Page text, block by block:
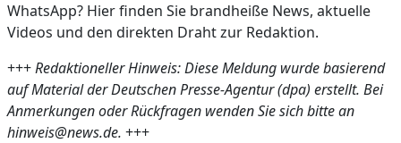
WhatsApp? Hier finden Sie brandheiße News, aktuelle
Videos und den direkten Draht zur Redaktion.
+++Redaktioneller Hinweis: Diese Meldung wurde basierend
auf Material der Deutschen Presse-Agentur (dpa) erstellt. Bei
Anmerkungen oder Rückfragen wenden Sie sich bitte an
hinweis@news.de. +++